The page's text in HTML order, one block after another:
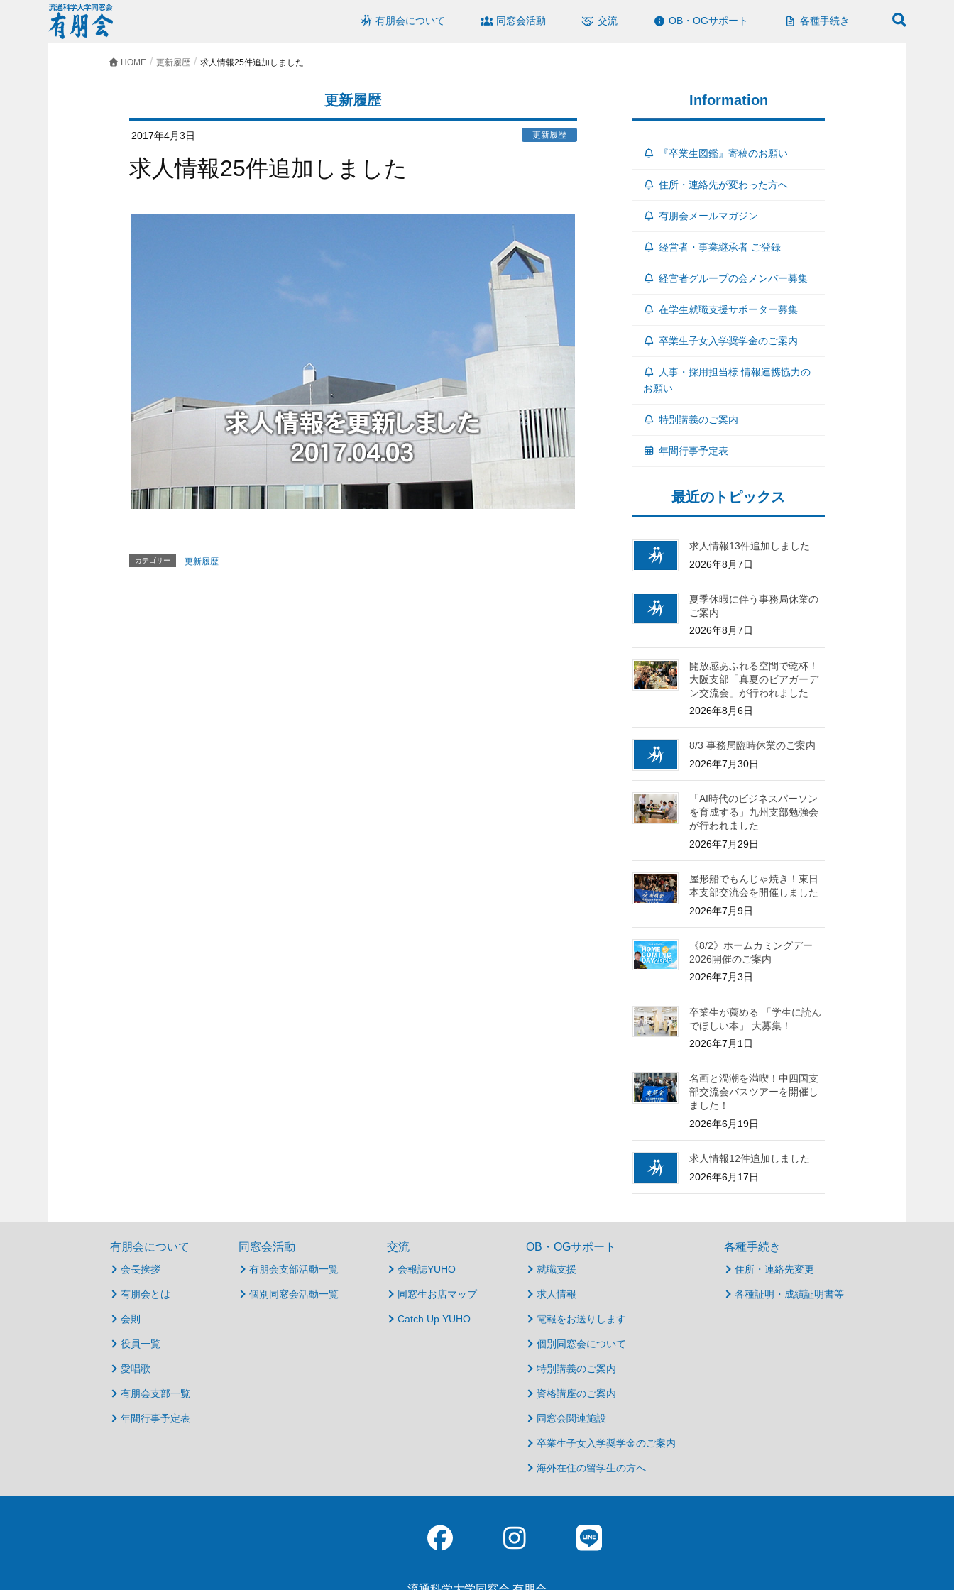
有朋会について 同窓会活動 交流 OB・OGサポート 各種手続き
HOME 更新履歴 求人情報25件追加しました
更新履歴
2017年4月3日 更新履歴
求人情報25件追加しました
カテゴリー 更新履歴
Information
『卒業生図鑑』寄稿のお願い
住所・連絡先が変わった方へ
有朋会メールマガジン
経営者・事業継承者 ご登録
経営者グループの会メンバー募集
在学生就職支援サポーター募集
卒業生子女入学奨学金のご案内
人事・採用担当様 情報連携協力の
お願い
特別講義のご案内
年間行事予定表
最近のトピックス
求人情報13件追加しました
2026年8月7日
夏季休暇に伴う事務局休業の
ご案内
2026年8月7日
開放感あふれる空間で乾杯！
大阪支部「真夏のビアガーデ
ン交流会」が行われました
2026年8月6日
8/3 事務局臨時休業のご案内
2026年7月30日
「AI時代のビジネスパーソン
を育成する」九州支部勉強会
が行われました
2026年7月29日
屋形船でもんじゃ焼き！東日
本支部交流会を開催しました
2026年7月9日
《8/2》ホームカミングデー
2026開催のご案内
2026年7月3日
卒業生が薦める 「学生に読ん
でほしい本」 大募集！
2026年7月1日
名画と渦潮を満喫！中四国支
部交流会バスツアーを開催し
ました！
2026年6月19日
求人情報12件追加しました
2026年6月17日
有朋会について
会長挨拶
有朋会とは
会則
役員一覧
愛唱歌
有朋会支部一覧
年間行事予定表
同窓会活動
有朋会支部活動一覧
個別同窓会活動一覧
交流
会報誌YUHO
同窓生お店マップ
Catch Up YUHO
OB・OGサポート
就職支援
求人情報
電報をお送りします
個別同窓会について
特別講義のご案内
資格講座のご案内
同窓会関連施設
卒業生子女入学奨学金のご案内
海外在住の留学生の方へ
各種手続き
住所・連絡先変更
各種証明・成績証明書等